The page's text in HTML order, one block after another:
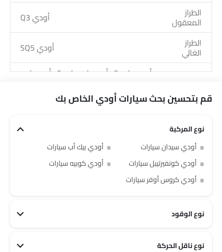
الطراز
المعقول
أودي Q3
الطراز
الغالي أودي SQ5
أودي كيو 5 , أودي إس كيو 5 , أودي إس
أودي كيو 3 2026
قم بتحسين بحث سيارات أودي الخاص بك
نوع المركبة
أودي سيدان سيارات
أودي بيك أب سيارات
أودي كونفيرتيبل سيارات
أودي كوبيه سيارات
أودي كروس أوفر سيارات
نوع الوقود
نوع ناقل الحركة